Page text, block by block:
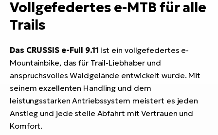
Vollgefedertes e-MTB für alle
Trails
Das CRUSSIS e-Full 9.11 ist ein vollgefedertes e-
Mountainbike, das für Trail-Liebhaber und
anspruchsvolles Waldgelände entwickelt wurde. Mit
seinem exzellenten Handling und dem
leistungsstarken Antriebssystem meistert es jeden
Anstieg und jede steile Abfahrt mit Vertrauen und
Komfort.